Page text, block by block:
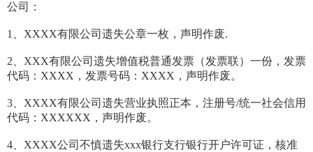
公司：
1、XXXX有限公司遗失公章一枚，声明作废.
2、XXX有限公司遗失增值税普通发票（发票联）一份，发票
代码：XXXX，发票号码：XXXX，声明作废。
3、XXXX有限公司遗失营业执照正本，注册号/统一社会信用
代码：XXXXXX，声明作废。
4、XXXX公司不慎遗失xxx银行支行银行开户许可证，核准